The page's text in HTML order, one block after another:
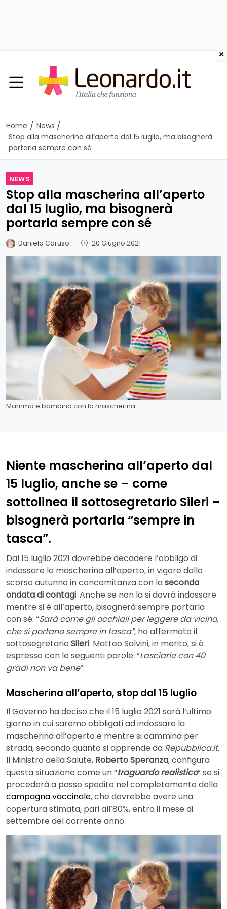
Home / News /
Stop alla mascherina all’aperto dal 15 luglio, ma bisognerà
portarla sempre con sé
NEWS
Stop alla mascherina all’aperto
dal 15 luglio, ma bisognerà
portarla sempre con sé
Daniela Caruso - 20 Giugno 2021
Mamma e bambino con la mascherina
Niente mascherina all’aperto dal
15 luglio, anche se – come
sottolinea il sottosegretario Sileri –
bisognerà portarla “sempre in
tasca”.
Dal 15 luglio 2021 dovrebbe decadere l’obbligo di
indossare la mascherina all’aperto, in vigore dallo
scorso autunno in concomitanza con laseconda
ondata di contagi. Anche se non la si dovrà indossare
mentre si è all’aperto, bisognerà sempre portarla
con sé: “Sarà come gli occhiali per leggere da vicino,
che si portano sempre in tasca”, ha affermato il
sottosegretario Sileri. Matteo Salvini, in merito, si è
espresso con le seguenti parole: “Lasciarle con 40
gradi non va bene“.
Mascherina all’aperto, stop dal 15 luglio
Il Governo ha deciso che il 15 luglio 2021 sarà l’ultimo
giorno in cui saremo obbligati ad indossare la
mascherina all’aperto e mentre si cammina per
strada, secondo quanto si apprende da Repubblica.it.
Il Ministro della Salute, Roberto Speranza, configura
questa situazione come un “traguardo realistico” se si
procederà a passo spedito nel completamento della
campagna vaccinale, che dovrebbe avere una
copertura stimata, pari all’80%, entro il mese di
settembre del corrente anno.
×